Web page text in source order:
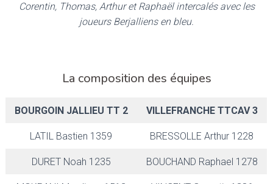
Corentin, Thomas, Arthur et Raphaël intercalés avec les
joueurs Berjalliens en bleu.
La composition des équipes
BOURGOIN JALLIEU TT 2 VILLEFRANCHE TTCAV 3
LATIL Bastien 1359 BRESSOLLE Arthur 1228
DURET Noah 1235 BOUCHAND Raphael 1278